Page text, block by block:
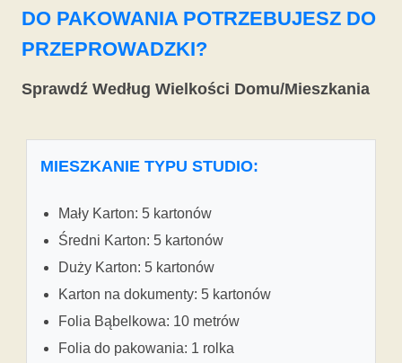
DO PAKOWANIA POTRZEBUJESZ DO
PRZEPROWADZKI?
Sprawdź Według Wielkości Domu/Mieszkania
MIESZKANIE TYPU STUDIO:
Mały Karton: 5 kartonów
Średni Karton: 5 kartonów
Duży Karton: 5 kartonów
Karton na dokumenty: 5 kartonów
Folia Bąbelkowa: 10 metrów
Folia do pakowania: 1 rolka